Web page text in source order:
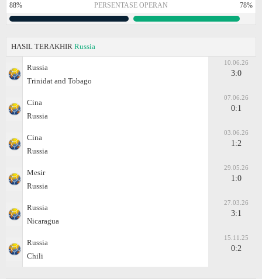
88% PERSENTASE OPERAN 78%
HASIL TERAKHIR Russia
Russia
Trinidat and Tobago
10.06.26
3:0
Cina
Russia
07.06.26
0:1
Cina
Russia
03.06.26
1:2
Mesir
Russia
29.05.26
1:0
Russia
Nicaragua
27.03.26
3:1
Russia
Chili
15.11.25
0:2